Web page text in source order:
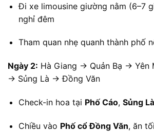
Đi xe limousine giường nằm (6–7
nghỉ đêm
Tham quan nhẹ quanh thành phố
Ngày 2: Hà Giang → Quản Bạ → Yên
→ Sủng Là → Đồng Văn
Check-in hoa tại Phố Cáo, Sủng
Chiều vào Phố cổ Đồng Văn, ăn